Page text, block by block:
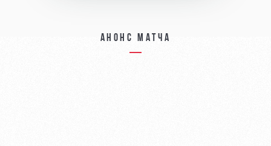
Анонс матча